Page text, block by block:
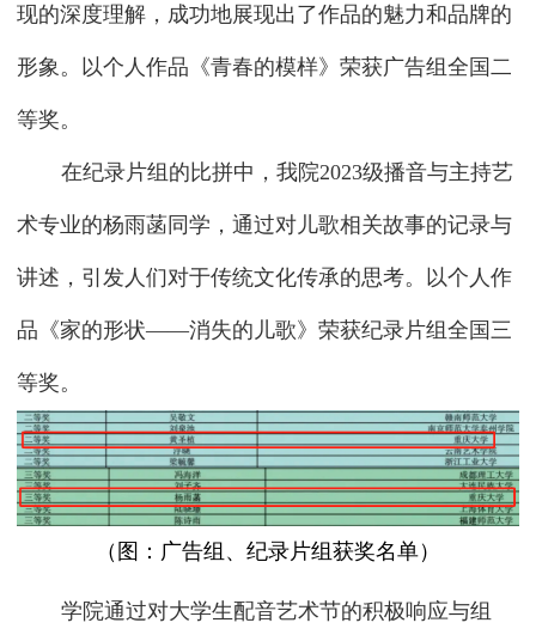
现的深度理解，成功地展现出了作品的魅力和品牌的
形象。以个人作品《青春的模样》荣获广告组全国二
等奖。
在纪录片组的比拼中，我院2023级播音与主持艺
术专业的杨雨菡同学，通过对儿歌相关故事的记录与
讲述，引发人们对于传统文化传承的思考。以个人作
品《家的形状——消失的儿歌》荣获纪录片组全国三
等奖。
（图：广告组、纪录片组获奖名单）
学院通过对大学生配音艺术节的积极响应与组